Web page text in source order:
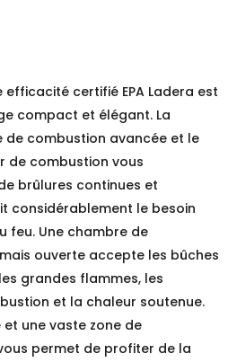
certifié EPA Ladera est
compact et élégant. La
de combustion avancée et le
de combustion vous
brûlures continues et
considérablement le besoin
feu. Une chambre de
ouverte accepte les bûches
grandes flammes, les
et la chaleur soutenue.
et une vaste zone de
permet de profiter de la